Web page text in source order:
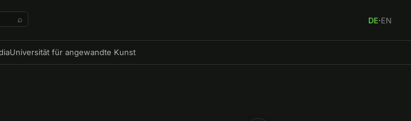
⌕ DE·EN
Universität für angewandte Kunst